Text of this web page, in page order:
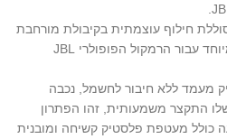
חילוף עוצמתית בקיבולת מורחבת
של 10,000mAh, המתוכננת במיוחד עבור הרמקול הפופולרי JBL
מעמד ללא חיבור לחשמל, נכבה
התקצר משמעותית, זהו הפתרון
כולל מעטפת פלסטיק קשיחה ומובנית